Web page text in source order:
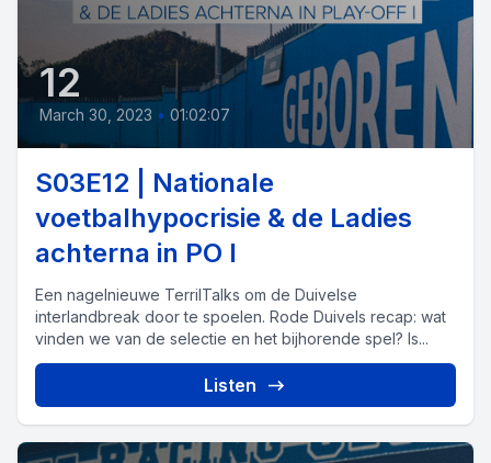
12
March 30, 2023 • 01:02:07
S03E12 | Nationale
voetbalhypocrisie & de Ladies
achterna in PO I
Een nagelnieuwe TerrilTalks om de Duivelse
interlandbreak door te spoelen. Rode Duivels recap: wat
vinden we van de selectie en het bijhorende spel? Is...
Listen